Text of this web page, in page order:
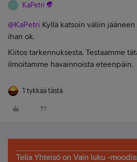
K KaPetri
@KaPetri Kyllä katsoin väliin
ihan ok.
Kiitos tarkennuksesta. Testaamme
ilmoitamme havainnoista eteenpäin.
1 tykkää tästä
Telia Yhteisö on Vain luku -